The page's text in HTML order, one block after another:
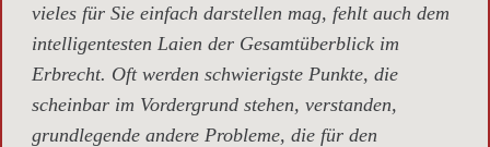
vieles für Sie einfach darstellen mag, fehlt auch dem
intelligentesten Laien der Gesamtüberblick im
Erbrecht. Oft werden schwierigste Punkte, die
scheinbar im Vordergrund stehen, verstanden,
grundlegende andere Probleme, die für den